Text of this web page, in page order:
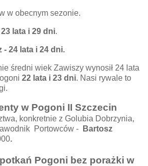
w obecnym sezonie.
lata i 29 dni.
24 lata i 24 dni.
średni wiek Zawiszy wynosił 24 lata
22 lata i 23 dni. Nasi rywale to
w Pogoni II Szczecin
konkretnie z Golubia Dobrzynia,
Portowców -
Bartosz
.
Pogoni bez porażki w